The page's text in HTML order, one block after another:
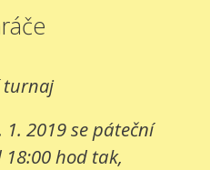
turnaj
2019 se páteční
hod tak,